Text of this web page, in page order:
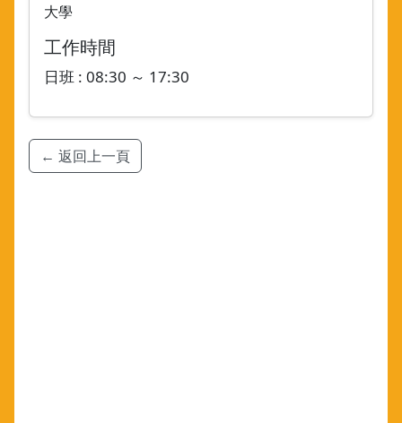
大學
工作時間
日班 : 08:30 ～ 17:30
← 返回上一頁